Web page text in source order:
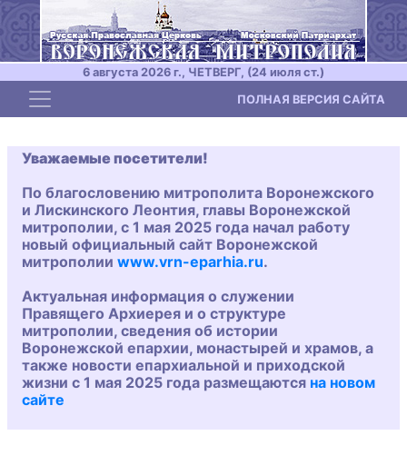
6 августа 2026 г., ЧЕТВЕРГ, (24 июля ст.)
Toggle navigation ПОЛНАЯ ВЕРСИЯ САЙТА
Уважаемые посетители!
По благословению митрополита Воронежского
и Лискинского Леонтия, главы Воронежской
митрополии, с 1 мая 2025 года начал работу
новый официальный сайт Воронежской
митрополии www.vrn-eparhia.ru.
Актуальная информация о служении
Правящего Архиерея и о структуре
митрополии, сведения об истории
Воронежской епархии, монастырей и храмов, а
также новости епархиальной и приходской
жизни с 1 мая 2025 года размещаются на новом
сайте